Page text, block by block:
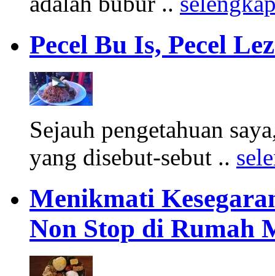
Pecel Bu Is, Pecel
Sejauh pengetahuan
yang disebut-sebut ..
Menikmati
Non Stop di Rumah